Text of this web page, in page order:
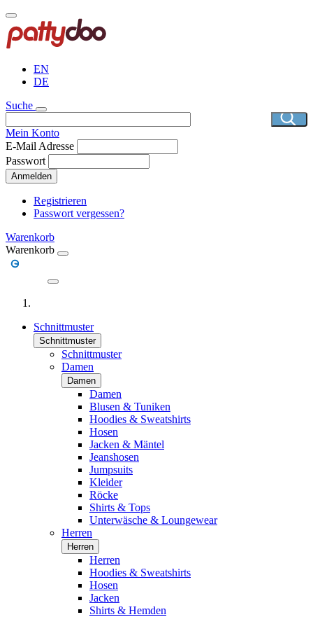
Direkt
zum
Inhalt
EN
DE
Suche
Mein Konto
E-Mail Adresse
Passwort
Anmelden
Registrieren
Passwort vergessen?
Warenkorb
Warenkorb
Schnittmuster
Schnittmuster
Schnittmuster
Damen
Damen
Damen
Blusen & Tuniken
Hoodies & Sweatshirts
Hosen
Jacken & Mäntel
Jeanshosen
Jumpsuits
Kleider
Röcke
Shirts & Tops
Unterwäsche & Loungewear
Herren
Herren
Herren
Hoodies & Sweatshirts
Hosen
Jacken
Shirts & Hemden